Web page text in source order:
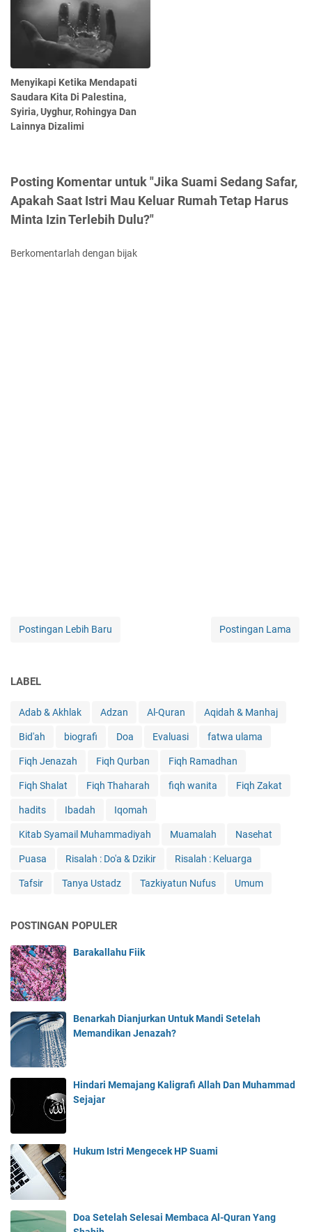
Menyikapi Ketika Mendapati
Saudara Kita Di Palestina,
Syiria, Uyghur, Rohingya Dan
Lainnya Dizalimi
Posting Komentar untuk "Jika Suami Sedang Safar,
Apakah Saat Istri Mau Keluar Rumah Tetap Harus
Minta Izin Terlebih Dulu?"
Berkomentarlah dengan bijak
Postingan Lebih Baru Postingan Lama
LABEL
Adab & Akhlak Adzan Al-Quran Aqidah & Manhaj
Bid'ah biografi Doa Evaluasi fatwa ulama
Fiqh Jenazah Fiqh Qurban Fiqh Ramadhan
Fiqh Shalat Fiqh Thaharah fiqh wanita Fiqh Zakat
hadits Ibadah Iqomah
Kitab Syamail Muhammadiyah Muamalah Nasehat
Puasa Risalah : Do'a & Dzikir Risalah : Keluarga
Tafsir Tanya Ustadz Tazkiyatun Nufus Umum
POSTINGAN POPULER
Barakallahu Fiik
Benarkah Dianjurkan Untuk Mandi Setelah
Memandikan Jenazah?
Hindari Memajang Kaligrafi Allah Dan Muhammad
Sejajar
Hukum Istri Mengecek HP Suami
Doa Setelah Selesai Membaca Al-Quran Yang